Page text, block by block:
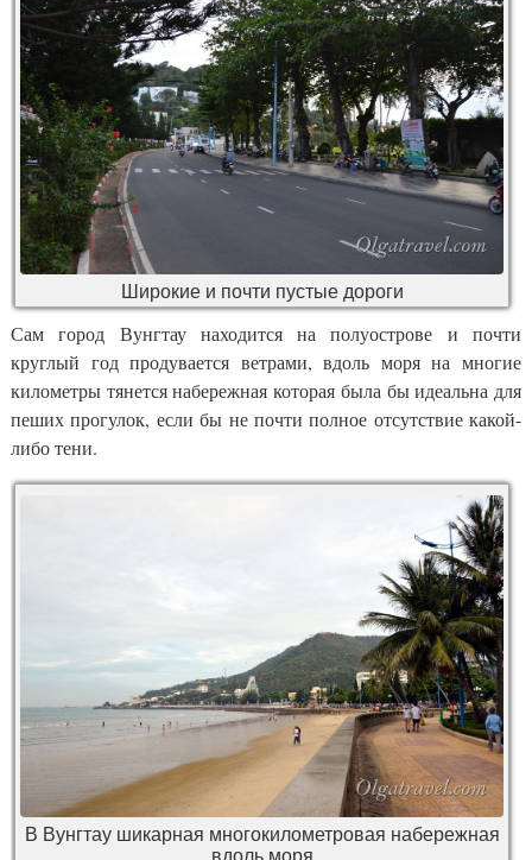
Широкие и почти пустые дороги
Сам город Вунгтау находится на полуострове и почти
круглый год продувается ветрами, вдоль моря на многие
километры тянется набережная которая была бы идеальна для
пеших прогулок, если бы не почти полное отсутствие какой-
либо тени.
В Вунгтау шикарная многокилометровая набережная
вдоль моря